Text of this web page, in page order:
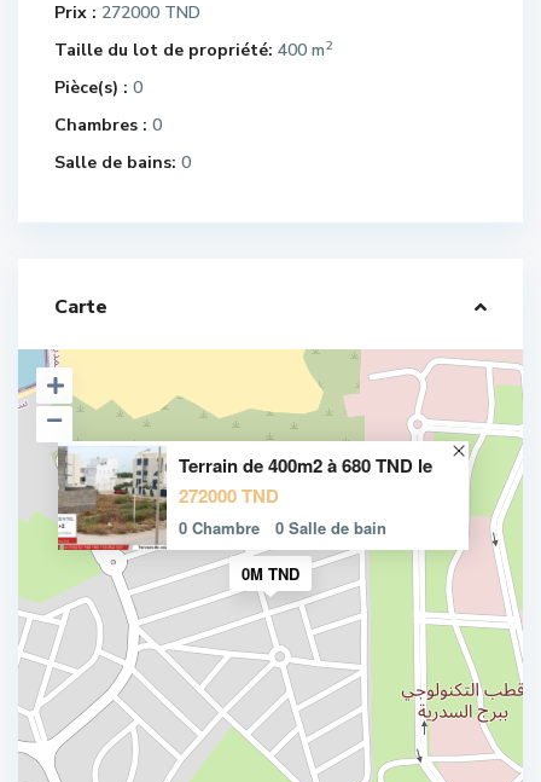
Prix : 272000 TND
Taille du lot de propriété: 400 m2
Pièce(s) : 0
Chambres : 0
Salle de bains: 0
Carte
0M TND
Terrain de 400m2 à 680 TND le
272000 TND
0 Chambre 0 Salle de bain